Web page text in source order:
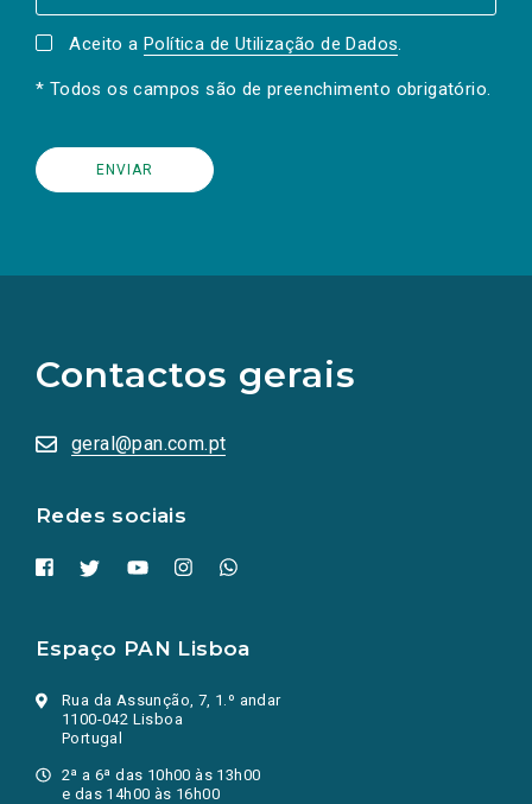
Aceito a Política de Utilização de Dados.
* Todos os campos são de preenchimento obrigatório.
Contactos gerais
geral@pan.com.pt
Redes sociais
redes
sociais
numa
nova
Espaço PAN Lisboa
Rua da Assunção, 7, 1.º andar
1100-042 Lisboa
Portugal
2ª a 6ª das 10h00 às 13h00
e das 14h00 às 16h00